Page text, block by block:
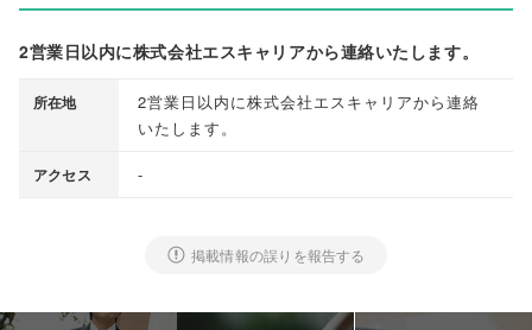
2営業日以内に株式会社エスキャリアから連絡いたします。
所在地
2営業日以内に株式会社エスキャリアから連絡
いたします 。
アクセス -
掲載情報の誤りを報告する